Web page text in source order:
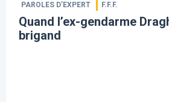
PAROLES D’EXPERT F.F.F.
Quand l’ex-gendarme
brigand